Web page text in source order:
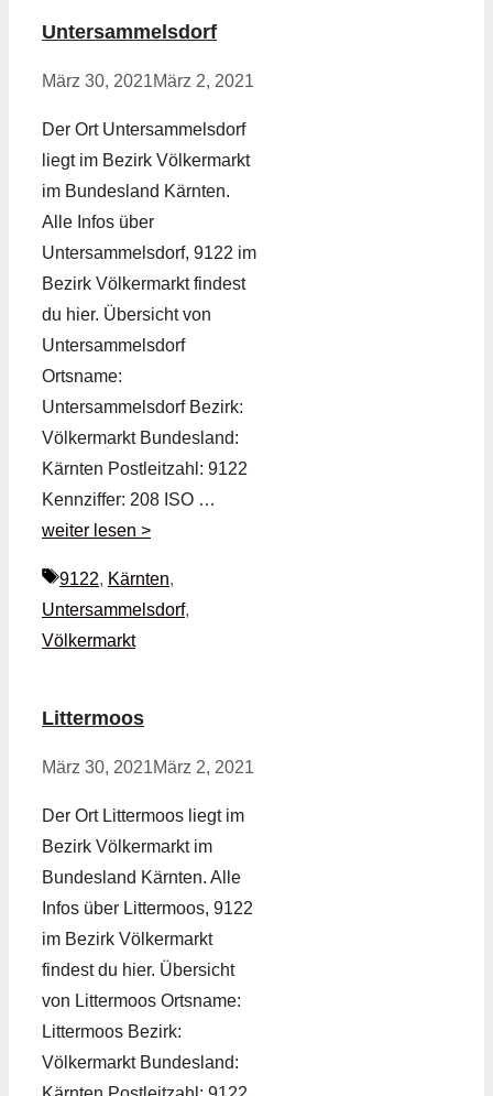
Untersammelsdorf
März 30, 2021März 2, 2021
Der Ort Untersammelsdorf
liegt im Bezirk Völkermarkt
im Bundesland Kärnten.
Alle Infos über
Untersammelsdorf, 9122 im
Bezirk Völkermarkt findest
du hier. Übersicht von
Untersammelsdorf
Ortsname:
Untersammelsdorf Bezirk:
Völkermarkt Bundesland:
Kärnten Postleitzahl: 9122
Kennziffer: 208 ISO …
weiter lesen >
Schlagwörter
9122, Kärnten,
Untersammelsdorf,
Völkermarkt
Littermoos
März 30, 2021März 2, 2021
Der Ort Littermoos liegt im
Bezirk Völkermarkt im
Bundesland Kärnten. Alle
Infos über Littermoos, 9122
im Bezirk Völkermarkt
findest du hier. Übersicht
von Littermoos Ortsname:
Littermoos Bezirk:
Völkermarkt Bundesland: